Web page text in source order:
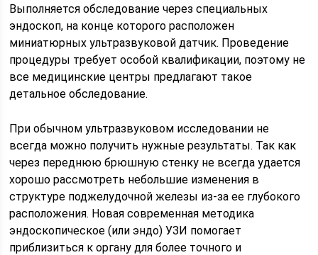
Выполняется обследование через специальных
эндоскоп, на конце которого расположен
миниатюрных ультразвуковой датчик. Проведение
процедуры требует особой квалификации, поэтому не
все медицинские центры предлагают такое
детальное обследование.
При обычном ультразвуковом исследовании не
всегда можно получить нужные результаты. Так как
через переднюю брюшную стенку не всегда удается
хорошо рассмотреть небольшие изменения в
структуре поджелудочной железы из-за ее глубокого
расположения. Новая современная методика
эндоскопическое (или эндо) УЗИ помогает
приблизиться к органу для более точного и